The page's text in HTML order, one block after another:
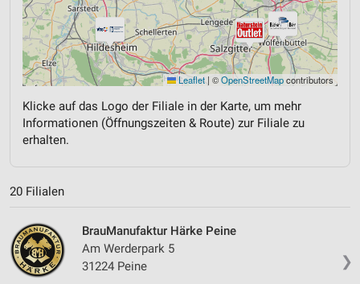
Leaflet | ©OpenStreetMapcontributors
Klicke auf das Logo der Filiale in der Karte, um mehr
Informationen (Öffnungszeiten & Route) zur Filiale zu
erhalten.
20 Filialen
❯
BrauManufaktur Härke Peine
Am Werderpark 5
31224 Peine